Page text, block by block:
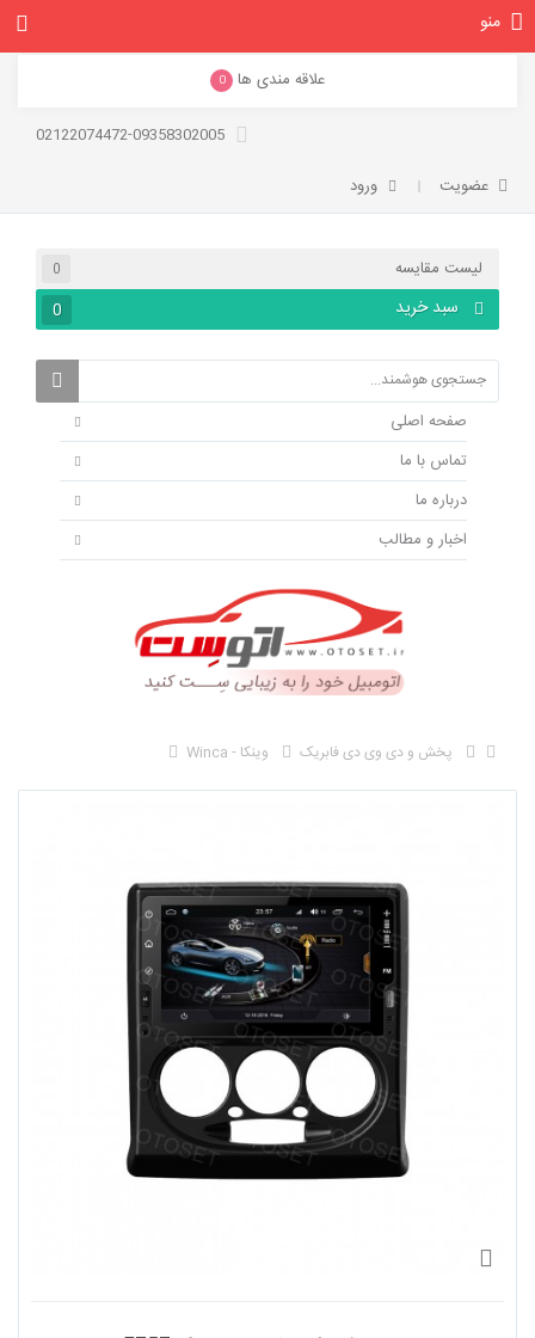
علاقه مندی ها 0
عضویت ورود
لیست مقایسه 0
سبد خرید 0
صفحه اصلی
تماس با ما
درباره ما
اخبار و مطالب
منو
پخش و دی وی دی فابریک
وینکا - Winca